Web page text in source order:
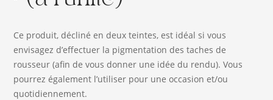
Ce produit, décliné en deux teintes, est idéal si vous
envisagez d’effectuer la pigmentation des taches de
rousseur (afin de vous donner une idée du rendu). Vous
pourrez également l’utiliser pour une occasion et/ou
quotidiennement.